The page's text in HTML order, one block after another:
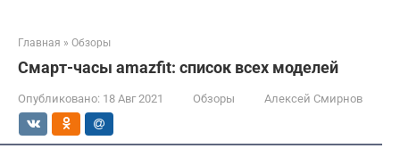
Главная » Обзоры
Смарт-часы amazfit: список всех моделей
Опубликовано: 18 Авг 2021 Обзоры Алексей Смирнов